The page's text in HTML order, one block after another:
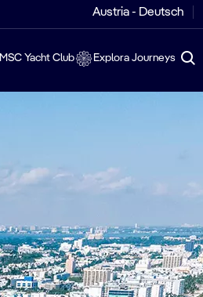
Austria - Deutsch
MSC Yacht Club Explora Journeys